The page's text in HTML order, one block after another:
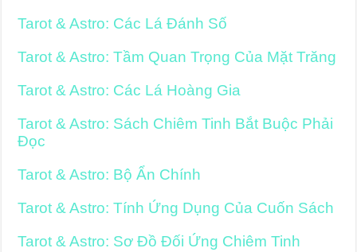
Tarot & Astro: Các Lá Đánh Số
Tarot & Astro: Tầm Quan Trọng Của Mặt Trăng
Tarot & Astro: Các Lá Hoàng Gia
Tarot & Astro: Sách Chiêm Tinh Bắt Buộc Phải
Đọc
Tarot & Astro: Bộ Ẩn Chính
Tarot & Astro: Tính Ứng Dụng Của Cuốn Sách
Tarot & Astro: Sơ Đồ Đối Ứng Chiêm Tinh